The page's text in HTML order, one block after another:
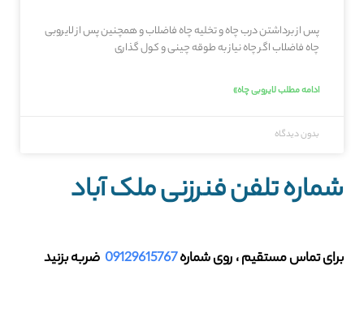
پس از برداشتن درب چاه و تخلیه چاه فاضلاب و همچنین پس از لایروبی
چاه فاضلاب اگر چاه نیاز به طوقه چینی و کول گذاری
ادامه مطلب لایروبی چاه»
بدون دیدگاه
شماره تلفن فنرزنی ملک آباد
برای تماس مستقیم ، روی شماره09129615767 ضربه بزنید